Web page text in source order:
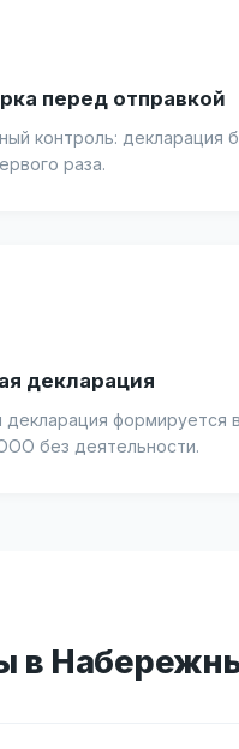
перед отправкой
контроль: декларация
раза.
декларация
декларация формируется
без деятельности.
в